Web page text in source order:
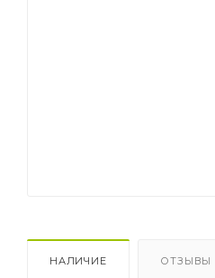
НАЛИЧИЕ ОТЗЫВЫ